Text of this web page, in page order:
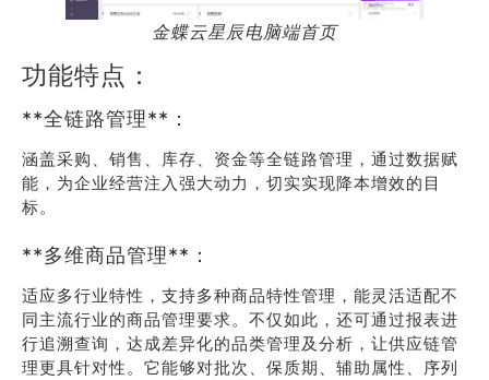
金蝶云星辰电脑端首页
功能特点：
**全链路管理**：
涵盖采购、销售、库存、资金等全链路管理，通过数据赋
能，为企业经营注入强大动力，切实实现降本增效的目
标。
**多维商品管理**：
适应多行业特性，支持多种商品特性管理，能灵活适配不
同主流行业的商品管理要求。不仅如此，还可通过报表进
行追溯查询，达成差异化的品类管理及分析，让供应链管
理更具针对性。它能够对批次、保质期、辅助属性、序列